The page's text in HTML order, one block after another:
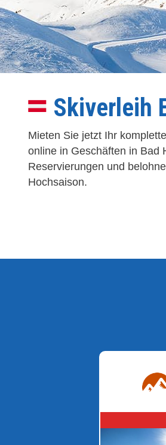
Skiverleih
Mieten Sie jetzt Ihr
online in Geschäften in Bad
Reservierungen und
Hochsaison.